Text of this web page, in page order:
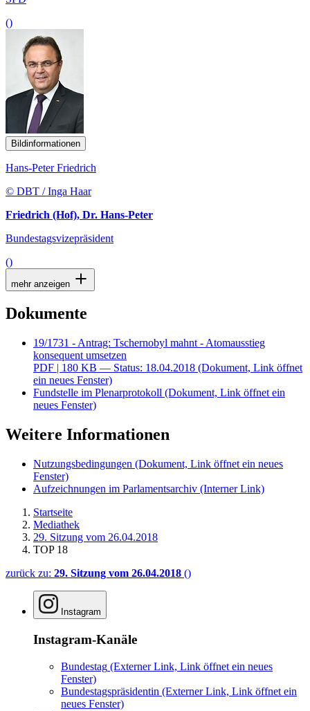
()
Bildinformationen
Hans-Peter Friedrich
© DBT / Inga Haar
Friedrich (Hof), Dr. Hans-Peter
Bundestagsvizepräsident
()
mehr anzeigen
Dokumente
19/1731 - Antrag: Tschernobyl mahnt - Atomausstieg
konsequent umsetzen
PDF | 180 KB — Status: 18.04.2018 (Dokument, Link öffnet
ein neues Fenster)
Fundstelle im Plenarprotokoll (Dokument, Link öffnet ein
neues Fenster)
Weitere Informationen
Nutzungsbedingungen (Dokument, Link öffnet ein neues
Fenster)
Aufzeichnungen im Parlamentsarchiv (Interner Link)
Startseite
Mediathek
29. Sitzung vom 26.04.2018
TOP 18
zurück zu: 29. Sitzung vom 26.04.2018 ()
Instagram
Instagram-Kanäle
Bundestag (Externer Link, Link öffnet ein neues
Fenster)
Bundestagspräsidentin (Externer Link, Link öffnet ein
neues Fenster)